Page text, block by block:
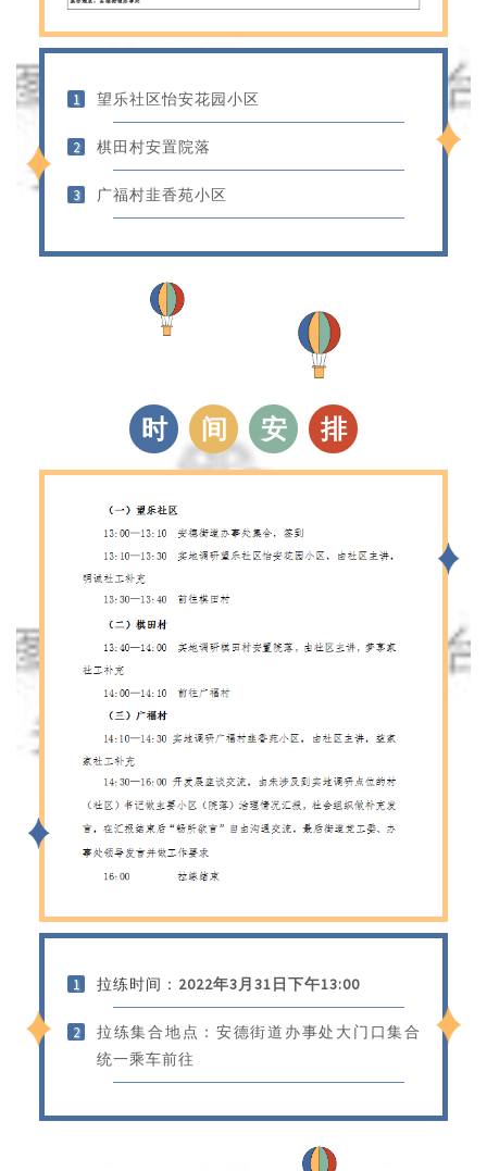
1 望乐社区怡安花园小区
2 棋田村安置院落
3 广福村韭香苑小区
时 间 安 排
1 拉练时间： 2022年3月31日下午13:00
2
拉练集合地点：安德街道办事处大门口集合
统一乘车前往